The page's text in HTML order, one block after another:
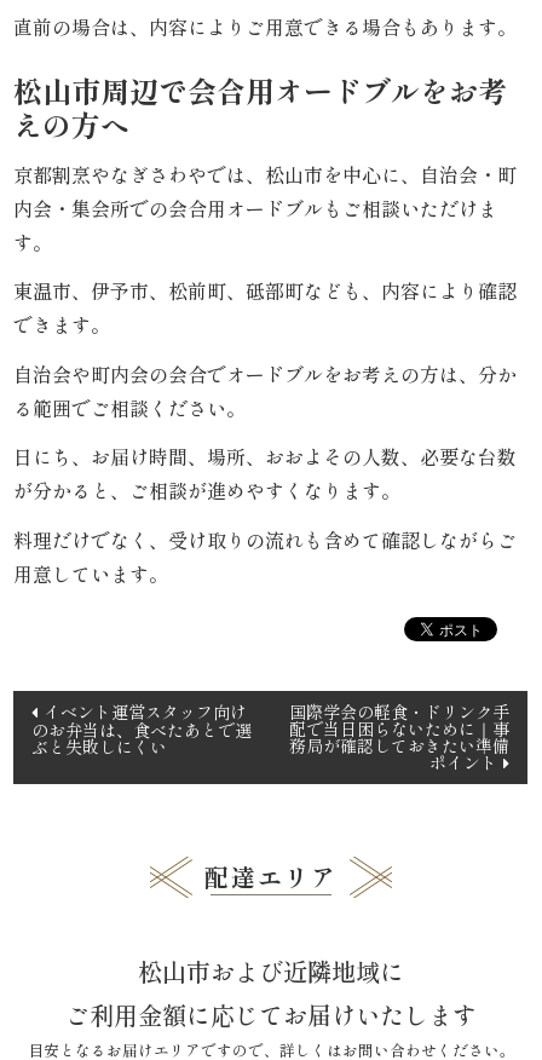
み
よ
し
《う
ぎ
と
シ
リ
か
ん
物・
直前の場合は、内容によりご用意できる場合もあります。
松山市周辺で会合用オードブルをお考
えの方へ
京都割烹やなぎさわやでは、松山市を中心に、自治会・町
内会・集会所での会合用オードブルもご相談いただけま
す。
東温市、伊予市、松前町、砥部町なども、内容により確認
できます。
自治会や町内会の会合でオードブルをお考えの方は、分か
る範囲でご相談ください。
日にち、お届け時間、場所、おおよその人数、必要な台数
が分かると、ご相談が進めやすくなります。
料理だけでなく、受け取りの流れも含めて確認しながらご
用意しています。
投
稿
ナ
イベント運営スタッフ向け
のお弁当は、食べたあとで選
ぶと失敗しにくい
国際学会の軽食・ドリンク手
配で当日困らないために｜事
務局が確認しておきたい準備
ポイント
配達エリア
松山市および近隣地域に
ご利用金額に応じてお届けいたします
目安となるお届けエリアですので、詳しくはお問い合わせください。